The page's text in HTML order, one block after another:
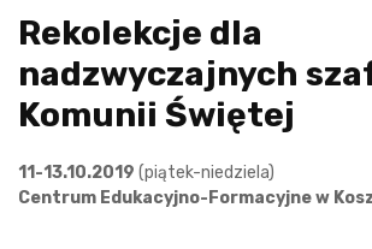
Rekolekcje dla
nadzwyczajnych
Komunii Świętej
11-13.10.2019 (piątek-niedziela)
Centrum Edukacyjno-Formacyjne w